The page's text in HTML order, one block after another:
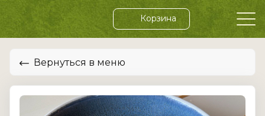
Корзина
Вернуться в меню